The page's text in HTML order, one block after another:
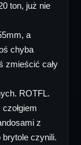
ton, już nie
a
chyba
zmieścić cały
ROTFL.
z
czynili.